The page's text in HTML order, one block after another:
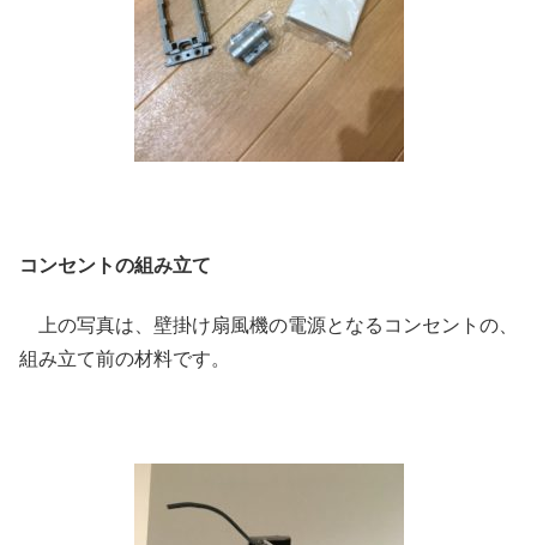
コンセントの組み立て
上の写真は、壁掛け扇風機の電源となるコンセントの、
組み立て前の材料です。